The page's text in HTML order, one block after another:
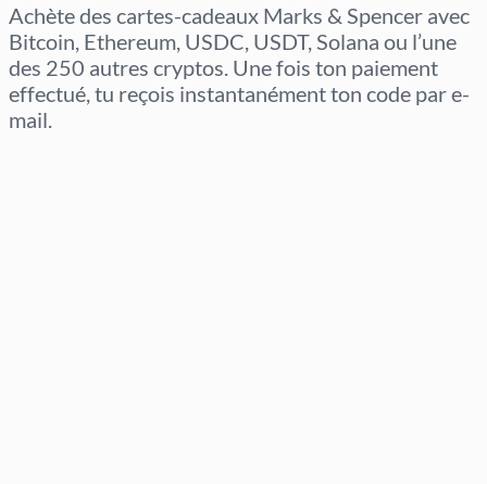
Achète des cartes-cadeaux Marks & Spencer avec
Bitcoin, Ethereum, USDC, USDT, Solana ou l’une
des 250 autres cryptos. Une fois ton paiement
effectué, tu reçois instantanément ton code par e-
mail.